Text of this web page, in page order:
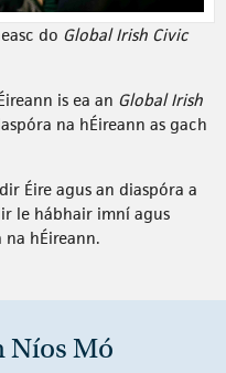
do Global Irish Civic
is ea an Global Irish
na hÉireann as gach
Éire agus an diaspóra a
le hábhair imní agus
hÉireann.
Níos Mó